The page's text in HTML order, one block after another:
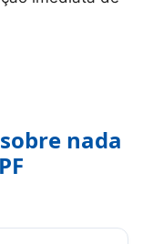
nada